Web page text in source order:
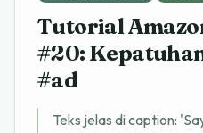
Tutorial
#20:
#ad
Teks jelas di caption: